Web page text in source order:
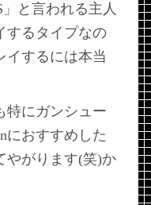
と言われる主人
するタイプなの
イするには本当
特にガンシュー
におすすめした
やがります(笑)か